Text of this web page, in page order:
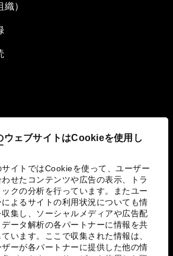
ウェブサイトはCookieを使用し
サイトではCookieを使って、ユーザー
わせたコンテンツや広告の表示、トラ
ックの分析を行っています。またユー
によるサイトの利用状況についても情
収集し、ソーシャルメディアや広告配
データ解析の各パートナーに情報を共
います。ここで収集された情報は、
ザーが各パートナーに提供した他の情
）
取り組み